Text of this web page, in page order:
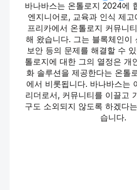
바나바스는 온톨로지 2024에
엔지니어로, 교육과 인식 제
프리카에서 온톨로지 커뮤니
해 왔습니다. 그는 블록체인이
보안 등의 문제를 해결할 수
톨로지에 대한 그의 열정은 개
화 솔루션을 제공한다는 온톨
에서 비롯됩니다. 바나바스는
리더로서, 커뮤니티를 이끌고
구도 소외되지 않도록 하겠다
습니다.